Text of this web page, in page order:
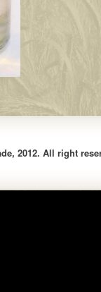
2012. All right